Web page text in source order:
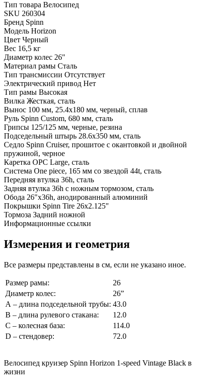
Тип товара Велосипед
SKU 260304
Бренд Spinn
Модель Horizon
Цвет Черный
Вес 16,5 кг
Диаметр колес 26"
Материал рамы Сталь
Тип трансмиссии Отсутствует
Электрический привод Нет
Тип рамы Высокая
Вилка Жесткая, сталь
Вынос 100 мм, 25.4x180 мм, черный, сплав
Руль Spinn Custom, 680 мм, сталь
Грипсы 125/125 мм, черные, резина
Подседельный штырь 28.6х350 мм, сталь
Седло Spinn Cruiser, прошитое с окантовкой и двойной
пружиной, черное
Каретка OPC Large, сталь
Система One piece, 165 мм со звездой 44t, сталь
Передняя втулка 36h, сталь
Задняя втулка 36h с ножным тормозом, сталь
Обода 26"x36h, анодированный алюминий
Покрышки Spinn Tire 26x2.125"
Тормоза Задний ножной
Информационные ссылки
Измерения и геометрия
Все размеры представлены в см, если не указано иное.
Размер рамы:
26
Диаметр колес:
26”
А – длина подседельной трубы: 43.0
В – длина рулевого стакана:
12.0
C – колесная база:
114.0
D – стендовер:
72.0
Велосипед круизер Spinn Horizon 1-speed Vintage Black в
жизни